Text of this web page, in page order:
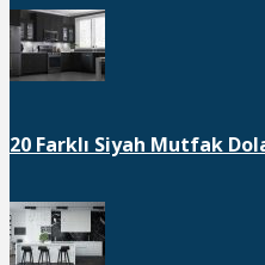
20 Farklı Siyah Mutfak